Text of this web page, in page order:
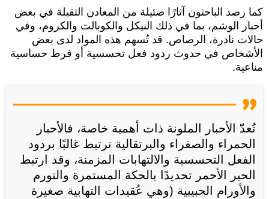
كما رصد الباحثون آثارًا ضئيلة من المعادن الثقيلة في بعض
أحبار الوشم، بما في ذلك النيكل والكوبالت والكروم، وفي
حالات نادرة، الرصاص. قد تُسهم هذه المواد لدى بعض
الأشخاص في حدوث ردود فعل تحسسية أو فرط حساسية
مناعية.
تُعدّ الأحبار الملونة ذات أهمية خاصة، فالأحبار
الحمراء والصفراء والبرتقالية ترتبط غالبًا بردود
الفعل التحسسية والالتهابات المزمنة، وقد ارتبط
الحبر الأحمر تحديدًا بالحكة المستمرة والتورم
والأورام الحبيبية (وهي عُقيدات التهابية صغيرة